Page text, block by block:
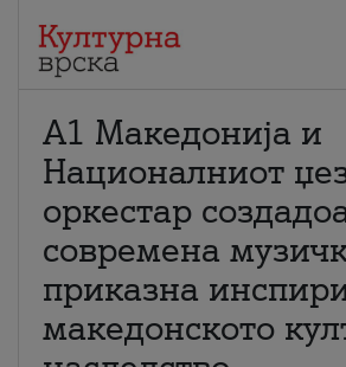
А1 Македонија и
Националниот
оркестар
современа
приказна
македонското